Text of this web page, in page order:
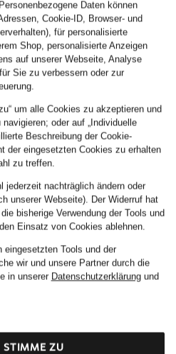
harbour
159
CHF 289
FUCHS SCHMITT
Wollmantel LATINA
Lederjacken für Herren
Daten können
Cookie-ID, Browser- und
für personalisierte
Shop, personalisierte Anzeigen
auf unserer Webseite, Analyse
Sie zu verbessern oder zur
um alle Cookies zu akzeptieren und
oder auf „Individuelle
Beschreibung der Cookie-
der eingesetzten Cookies zu erhalten
zu treffen.
jederzeit nachträglich ändern oder
unserer Webseite). Der Widerruf hat
bisherige Verwendung der Tools und
Einsatz von Cookies ablehnen.
eingesetzten Tools und der
wir und unsere Partner durch die
in unserer Datenschutzerklärungund
STIMME ZU